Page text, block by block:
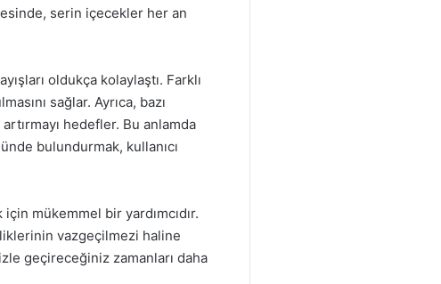
serin içecekler her an
oldukça kolaylaştı. Farklı
sağlar. Ayrıca, bazı
hedefler. Bu anlamda
bulundurmak, kullanıcı
mükemmel bir yardımcıdır.
vazgeçilmezi haline
geçireceğiniz zamanları daha